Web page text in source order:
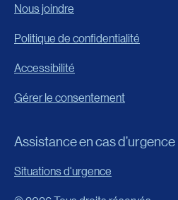
Boutique en ligne
Carrières
Événements
Fondation de l’UQAR
FAQ
Portail
Frais de scolarité
Calendrier universitaire
Nous joindre
Politique de confidentialité
Accessibilité
Gérer le consentement
Assistance en cas d’urgence
Situations d'urgence